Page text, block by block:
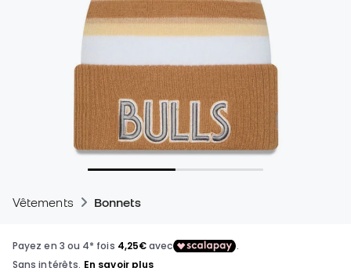
Vêtements Bonnets